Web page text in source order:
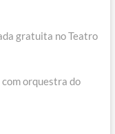
gratuita no Teatro
com orquestra do